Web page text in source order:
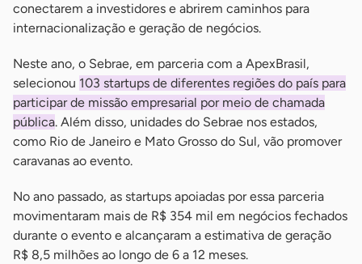
conectarem a investidores e abrirem caminhos para
internacionalização e geração de negócios.
Neste ano, o Sebrae, em parceria com a ApexBrasil,
selecionou 103 startups de diferentes regiões do país para
participar de missão empresarial por meio de chamada
pública. Além disso, unidades do Sebrae nos estados,
como Rio de Janeiro e Mato Grosso do Sul, vão promover
caravanas ao evento.
No ano passado, as startups apoiadas por essa parceria
movimentaram mais de R$ 354 mil em negócios fechados
durante o evento e alcançaram a estimativa de geração
R$ 8,5 milhões ao longo de 6 a 12 meses.